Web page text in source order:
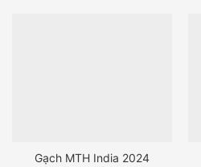
Gạch MTH India 2024